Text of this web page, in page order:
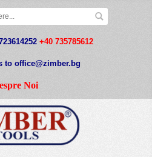
+40 735785612
to office@zimber.bg
Noi